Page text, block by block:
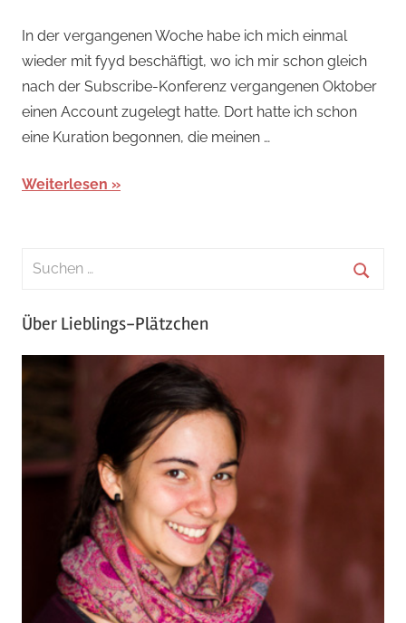
In der vergangenen Woche habe ich mich einmal
wieder mit fyyd beschäftigt, wo ich mir schon gleich
nach der Subscribe-Konferenz vergangenen Oktober
einen Account zugelegt hatte. Dort hatte ich schon
eine Kuration begonnen, die meinen …
Weiterlesen
Über Lieblings-Plätzchen